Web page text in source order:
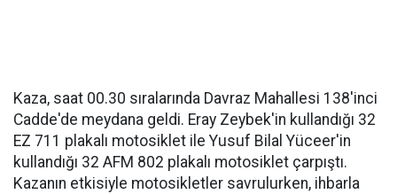
Kaza, saat 00.30 sıralarında Davraz Mahallesi 138'inci
Cadde'de meydana geldi. Eray Zeybek'in kullandığı 32
EZ 711 plakalı motosiklet ile Yusuf Bilal Yüceer'in
kullandığı 32 AFM 802 plakalı motosiklet çarpıştı.
Kazanın etkisiyle motosikletler savrulurken, ihbarla